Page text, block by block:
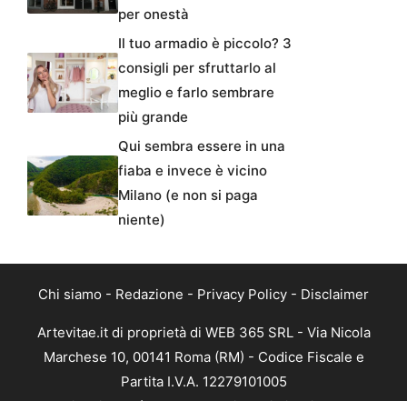
per onestà
Il tuo armadio è piccolo? 3
consigli per sfruttarlo al
meglio e farlo sembrare
più grande
Qui sembra essere in una
fiaba e invece è vicino
Milano (e non si paga
niente)
Chi siamo - Redazione - Privacy Policy - Disclaimer
Artevitae.it di proprietà di WEB 365 SRL - Via Nicola
Marchese 10, 00141 Roma (RM) - Codice Fiscale e
Partita I.V.A. 12279101005